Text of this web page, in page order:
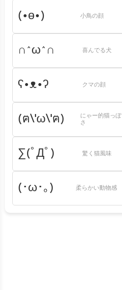
(•ө•) 小鳥の顔
∩^ω^∩ 喜んでる犬
ʕ•ᴥ•ʔ クマの顔
(ฅ\'ω\'ฅ)
にゃー的猫っぽ
さ
∑(ﾟДﾟ) 驚く猫風味
(･ω･｡) 柔らかい動物感